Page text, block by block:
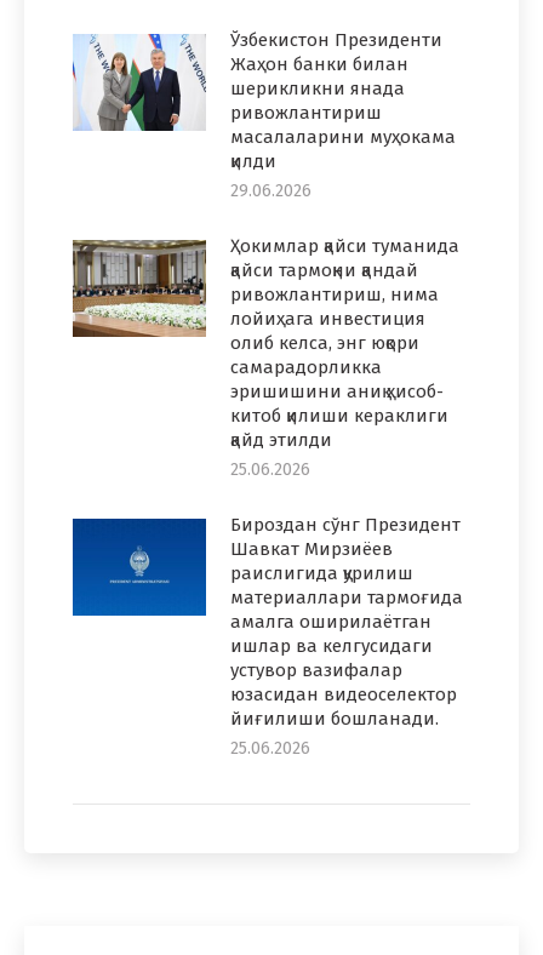
Ўзбекистон Президенти
Жаҳон банки билан
шерикликни янада
ривожлантириш
масалаларини муҳокама
қилди
29.06.2026
Ҳокимлар қайси туманида
қайси тармоқни қандай
ривожлантириш, нима
лойиҳага инвестиция
олиб келса, энг юқори
самарадорликка
эришишини аниқ ҳисоб-
китоб қилиши кераклиги
қайд этилди
25.06.2026
Бироздан сўнг Президент
Шавкат Мирзиёев
раислигида қурилиш
материаллари тармоғида
амалга оширилаётган
ишлар ва келгусидаги
устувор вазифалар
юзасидан видеоселектор
йиғилиши бошланади.
25.06.2026